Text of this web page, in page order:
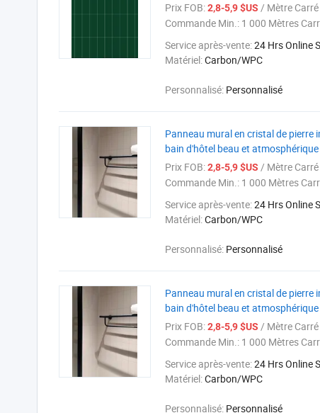
Prix FOB:2,8-5,9 $US / Mètre Carré
Commande Min.: 1 000 Mètres
Service après-vente:24 Hrs Online
Matériel:Carbon/WPC
Personnalisé: Personnalisé
Panneau mural en cristal de
bain d'hôtel beau et atmosphérique
Prix FOB:2,8-5,9 $US / Mètre Carré
Commande Min.: 1 000 Mètres
Service après-vente:24 Hrs Online
Matériel:Carbon/WPC
Personnalisé: Personnalisé
Panneau mural en cristal de
bain d'hôtel beau et atmosphérique
Prix FOB:2,8-5,9 $US / Mètre Carré
Commande Min.: 1 000 Mètres
Service après-vente:24 Hrs Online
Matériel:Carbon/WPC
Personnalisé: Personnalisé